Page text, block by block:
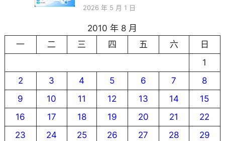
2026 年 5 月 1 日
2010 年 8 月
一
二 三 四 五 六
日
1
2
3 4 5 6 7
8
9
10 11 12 13 14
15
16
17 18 19 20 21
22
23
24 25 26 27 28
29